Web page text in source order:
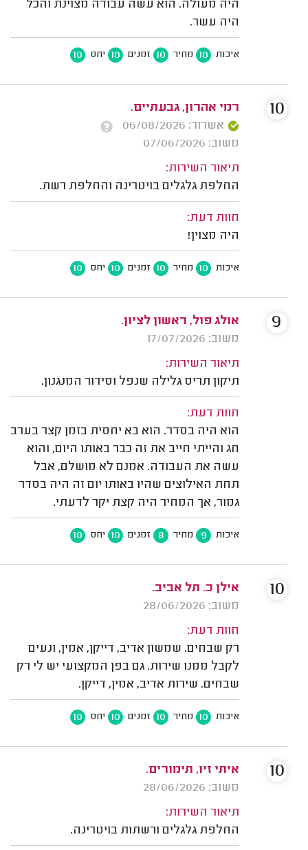
היה מעולה. הוא עשה עבודה מצוינת והכל
היה עשר.
איכות 10 מחיר 10 זמנים 10 יחס 10
רמי אהרון, גבעתיים.
אשרור: 06/08/2026
משוב: 07/06/2026
תיאור השירות:
החלפת גלגלים בויטרינה והחלפת רשת.
חוות דעת:
היה מצוין!
איכות 10 מחיר 10 זמנים 10 יחס 10
10
אולג פול, ראשון לציון.
משוב: 17/07/2026
תיאור השירות:
תיקון תריס גלילה שנפל וסידור המנגנון.
חוות דעת:
הוא היה בסדר. הוא בא יחסית בזמן קצר בערב
חג והייתי חייב את זה כבר באותו היום, והוא
עשה את העבודה. אמנם לא מושלם, אבל
תחת האילוצים שהיו באותו יום זה היה בסדר
גמור, אך המחיר היה קצת יקר לדעתי.
איכות 9 מחיר 8 זמנים 10 יחס 10
9
אילן כ. תל אביב.
משוב: 28/06/2026
חוות דעת:
רק שבחים. שמשון אדיב, דייקן, אמין, ונעים
לקבל ממנו שירות. גם בפן המקצועי יש לי רק
שבחים. שירות אדיב, אמין, דייקן.
איכות 10 מחיר 10 זמנים 10 יחס 10
10
איתי זיו, תימורים.
משוב: 28/06/2026
תיאור השירות:
החלפת גלגלים ורשתות בויטרינה.
10